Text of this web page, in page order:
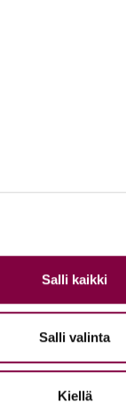
Salli kaikki
Salli valinta
Kiellä